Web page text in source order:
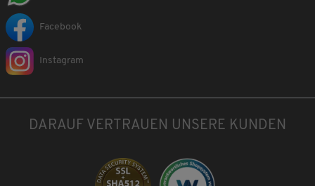
Facebook
Instagram
DARAUF VERTRAUEN UNSERE KUNDEN